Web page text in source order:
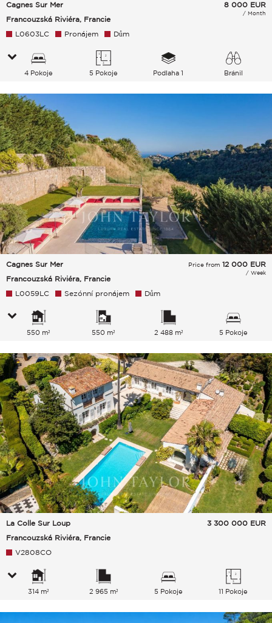
Cagnes Sur Mer
Francouzská Riviéra, Francie
8 000 EUR
/ Month
L0603LC Pronájem Dům
4 Pokoje 5 Pokoje Podlaha 1 Bránil
Cagnes Sur Mer
Francouzská Riviéra, Francie
Price from 12 000 EUR
/ Week
L0059LC Sezónní pronájem Dům
550 m² 550 m² 2 488 m² 5 Pokoje
La Colle Sur Loup
Francouzská Riviéra, Francie
3 300 000 EUR
V2808CO
314 m² 2 965 m² 5 Pokoje 11 Pokoje